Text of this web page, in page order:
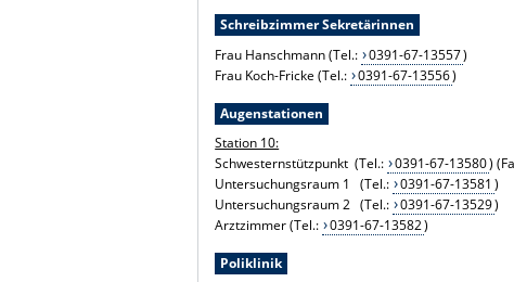
Schreibzimmer Sekretärinnen
Frau Hanschmann (Tel.: 0391-67-13557)
Frau Koch-Fricke (Tel.: 0391-67-13556)
Augenstationen
Station 10:
Schwesternstützpunkt (Tel.: 0391-67-13580)
Untersuchungsraum 1 (Tel.: 0391-67-13581 )
Untersuchungsraum 2 (Tel.: 0391-67-13529)
Arztzimmer (Tel.: 0391-67-13582)
Poliklinik